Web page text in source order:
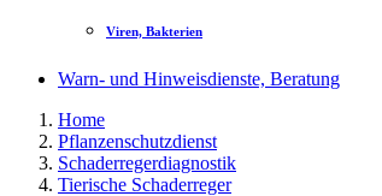
Viren, Bakterien
Warn- und Hinweisdienste, Beratung
Home
Pflanzenschutzdienst
Schaderregerdiagnostik
Tierische Schaderreger